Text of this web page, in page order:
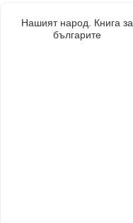
Нашият народ. Книга за
българите